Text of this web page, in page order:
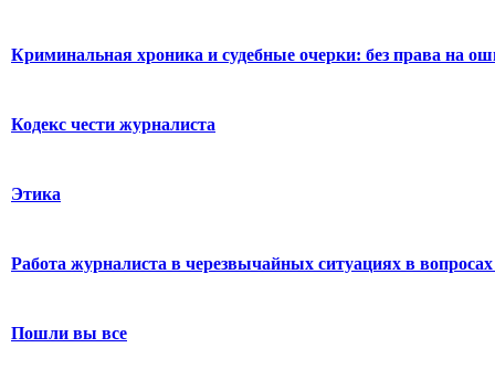
Криминальная хроника и судебные очерки: без права на
Кодекс чести журналиста
Этика
Работа журналиста в черезвычайных ситуациях в вопросах
Пошли вы все